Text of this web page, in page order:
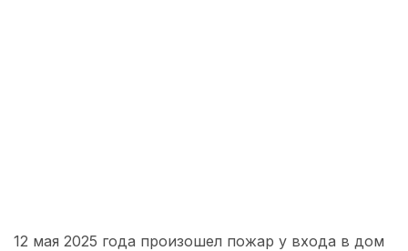
12 мая 2025 года произошел пожар у входа в дом